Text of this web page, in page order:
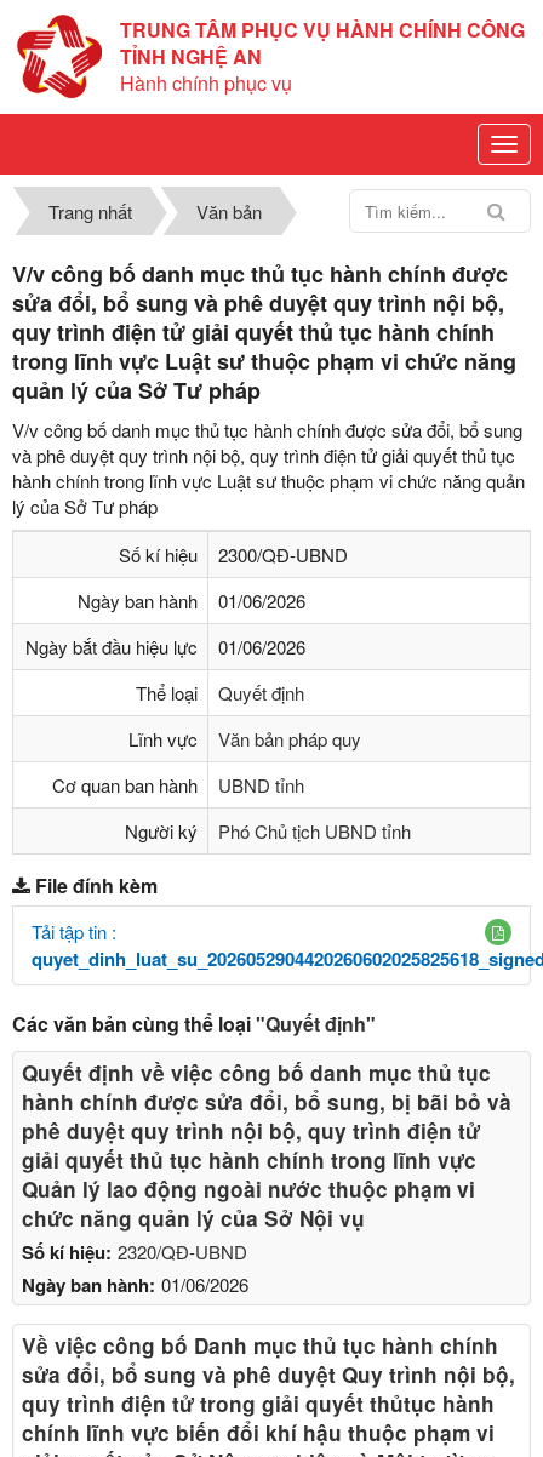
TRUNG TÂM PHỤC VỤ HÀNH CHÍNH CÔNG
TỈNH NGHỆ AN
Hành chính phục vụ
Trang nhất Văn bản
V/v công bố danh mục thủ tục hành chính được
sửa đổi, bổ sung và phê duyệt quy trình nội bộ,
quy trình điện tử giải quyết thủ tục hành chính
trong lĩnh vực Luật sư thuộc phạm vi chức năng
quản lý của Sở Tư pháp
V/v công bố danh mục thủ tục hành chính được sửa đổi, bổ sung
và phê duyệt quy trình nội bộ, quy trình điện tử giải quyết thủ tục
hành chính trong lĩnh vực Luật sư thuộc phạm vi chức năng quản
lý của Sở Tư pháp
Số kí hiệu
2300/QĐ-UBND
Ngày ban hành
01/06/2026
Ngày bắt đầu hiệu lực
01/06/2026
Thể loại
Quyết định
Lĩnh vực
Văn bản pháp quy
Cơ quan ban hành
UBND tỉnh
Người ký
Phó Chủ tịch UBND tỉnh
File đính kèm
Tải tập tin :
Các văn bản cùng thể loại"Quyết định"
Số kí hiệu: 2320/QĐ-UBND
Ngày ban hành: 01/06/2026
Quyết định về việc công bố danh mục thủ tục
hành chính được sửa đổi, bổ sung, bị bãi bỏ và
phê duyệt quy trình nội bộ, quy trình điện tử
giải quyết thủ tục hành chính trong lĩnh vực
Quản lý lao động ngoài nước thuộc phạm vi
chức năng quản lý của Sở Nội vụ
Về việc công bố Danh mục thủ tục hành chính
sửa đổi, bổ sung và phê duyệt Quy trình nội bộ,
quy trình điện tử trong giải quyết thủtục hành
chính lĩnh vực biến đổi khí hậu thuộc phạm vi